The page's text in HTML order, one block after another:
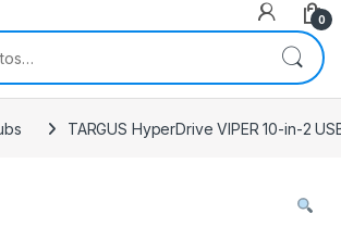
0
TARGUS HyperDrive VIPER 10-in-2